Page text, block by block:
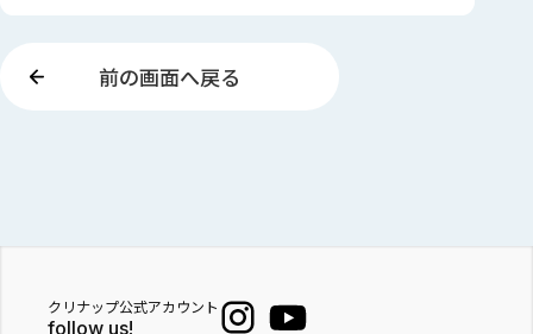
前の画面へ戻る
クリナップ公式アカウント
follow us!